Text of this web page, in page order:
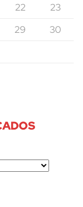
22
23
29
30